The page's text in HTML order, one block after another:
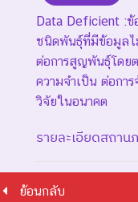
Data Deficient :
ชนิดพันธุ์ที่มีข้อมูลไ
ต่อการสูญพันธุ์โดย
ความจำเป็น ต่อกา
วิจัยในอนาคต
รายละเอียดสถา
ย้อนกลับ